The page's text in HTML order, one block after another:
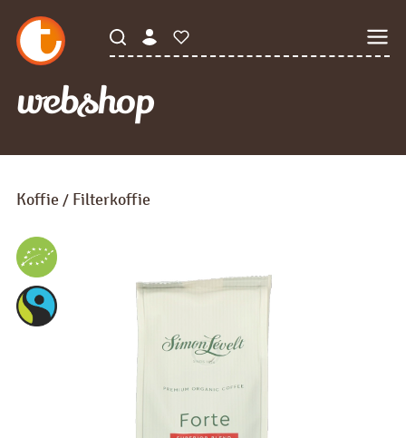
webshop
Koffie / Filterkoffie